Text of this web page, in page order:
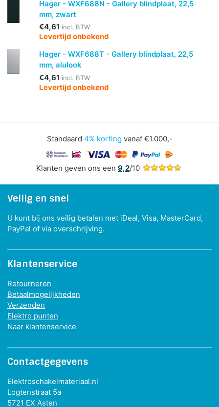
Hager - WXF688N - Gallery blindplaat, 22,5
mm, zwart
€4,61 incl. BTW
Levertijd onbekend
Hager - WXF688T - Gallery blindplaat, 22,5
mm, alulook
€4,61 incl. BTW
Levertijd onbekend
Standaard 4% korting vanaf €1.000,-
Klanten geven ons een 9,2/10
Veilig en snel
U kunt bij ons veilig betalen met iDeal, Visa, MasterCard,
PayPal of via overschrijving.
Klantenservice
Retourneren
Betaalmogelijkheden
Verzenden
Elektro punten
Naar klantenservice
Contactgegevens
Elektroschakelmateriaal.nl
Logtenstraat 5a
5721 EX Asten